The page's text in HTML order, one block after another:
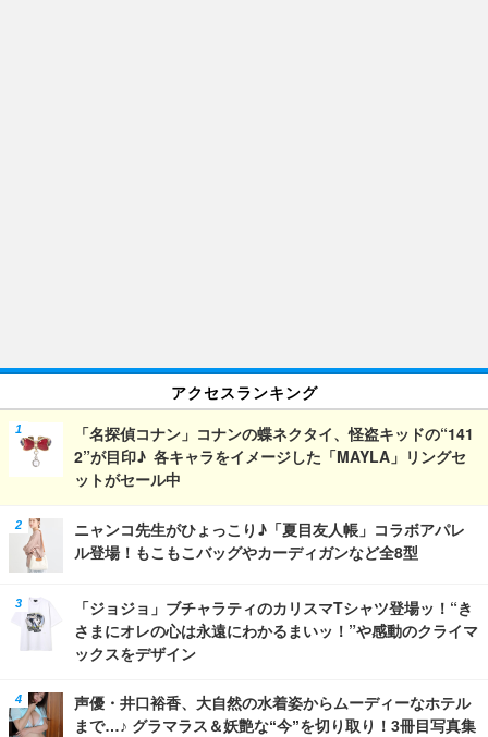
アクセスランキング
「名探偵コナン」コナンの蝶ネクタイ、怪盗キッドの“141
2”が目印♪ 各キャラをイメージした「MAYLA」リングセ
ットがセール中
ニャンコ先生がひょっこり♪「夏目友人帳」コラボアパレ
ル登場！もこもこバッグやカーディガンなど全8型
「ジョジョ」ブチャラティのカリスマTシャツ登場ッ！“き
さまにオレの心は永遠にわかるまいッ！”や感動のクライマ
ックスをデザイン
声優・井口裕香、大自然の水着姿からムーディーなホテル
まで…♪ グラマラス＆妖艶な“今”を切り取り！3冊目写真集